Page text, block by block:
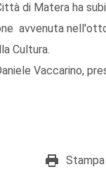
di Matera ha
avvenuta
Cultura.
Vaccarino,